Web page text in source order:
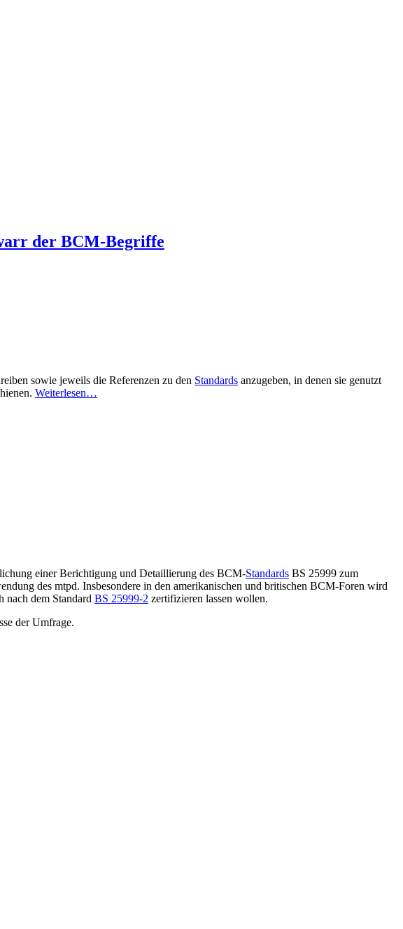
der BCM-Begriffe
sowie jeweils die Referenzen zu den Standards anzugeben, in denen sie genutzt
Weiterlesen…
einer Berichtigung und Detaillierung des BCM-Standards BS 25999 zum
des mtpd. Insbesondere in den amerikanischen und britischen BCM-Foren wird
nach dem Standard BS 25999-2 zertifizieren lassen wollen.
der Umfrage.